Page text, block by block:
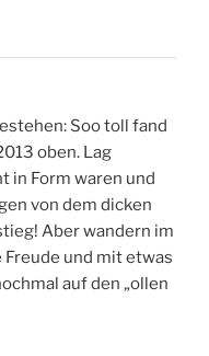
Soo toll fand
oben. Lag
in Form waren und
von dem dicken
Aber wandern im
und mit etwas
auf den „ollen